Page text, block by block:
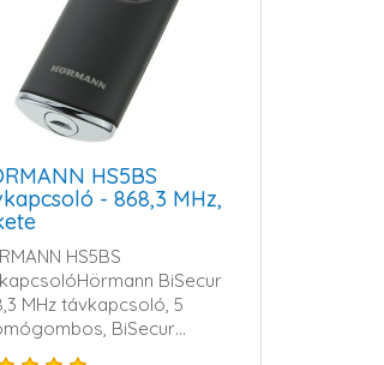
HS5BS
- 868,3 MHz,
HS5BS
BiSecur
MHz távkapcsoló, 5
BiSecur